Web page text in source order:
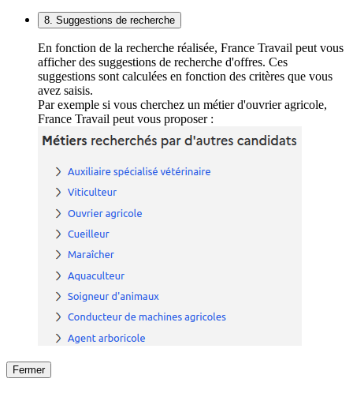
8. Suggestions de recherche
En fonction de la recherche réalisée, France Travail peut vous
afficher des suggestions de recherche d'offres. Ces
suggestions sont calculées en fonction des critères que vous
avez saisis.
Par exemple si vous cherchez un métier d'ouvrier agricole,
France Travail peut vous proposer :
Fermer